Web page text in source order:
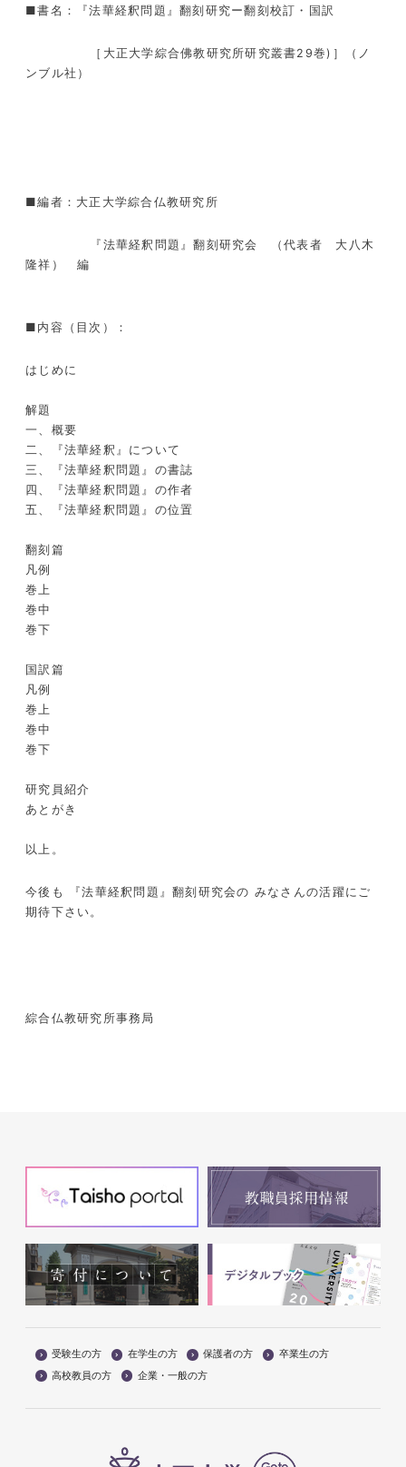
■書名：『法華経釈問題』翻刻研究ー翻刻校訂・国訳
［大正大学綜合佛教研究所研究叢書29巻)］（ノ
ンブル社）
■編者：大正大学綜合仏教研究所
『法華経釈問題』翻刻研究会 （代表者 大八木
隆祥） 編
■内容（目次）：
はじめに
解題
一、概要
二、『法華経釈』について
三、『法華経釈問題』の書誌
四、『法華経釈問題』の作者
五、『法華経釈問題』の位置
翻刻篇
凡例
巻上
巻中
巻下
国訳篇
凡例
巻上
巻中
巻下
研究員紹介
あとがき
以上。
今後も 『法華経釈問題』翻刻 研究会の みなさんの活躍にご
期待下さい。
綜合仏教研究所事務局
受験生の方 在学生の方 保護者の方
卒業生の方
高校教員の方
企業・一般の方